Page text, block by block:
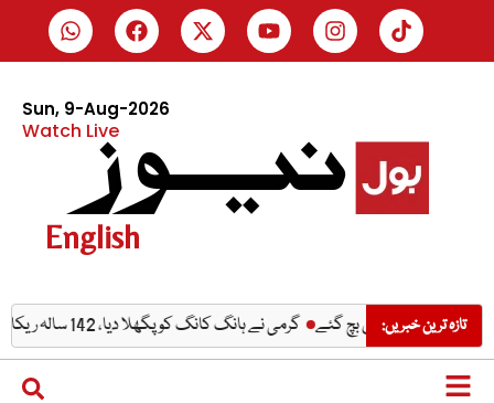
Sun, 9-Aug-2026
Watch Live
English
تازہ ترین خبریں:
سے بال بال بچ گئے گرمی نے ہانگ کانگ کو پگھلا دیا، 142 سالہ ریکارڈ ٹوٹ گیا